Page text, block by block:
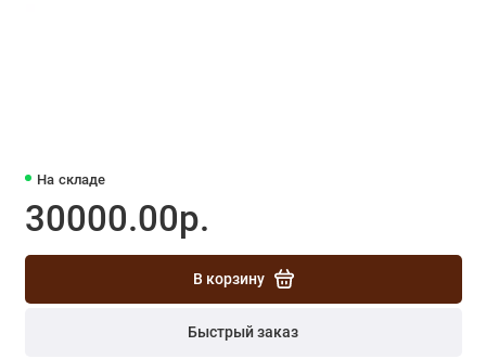
На складе
30000.00р.
В корзину
Быстрый заказ